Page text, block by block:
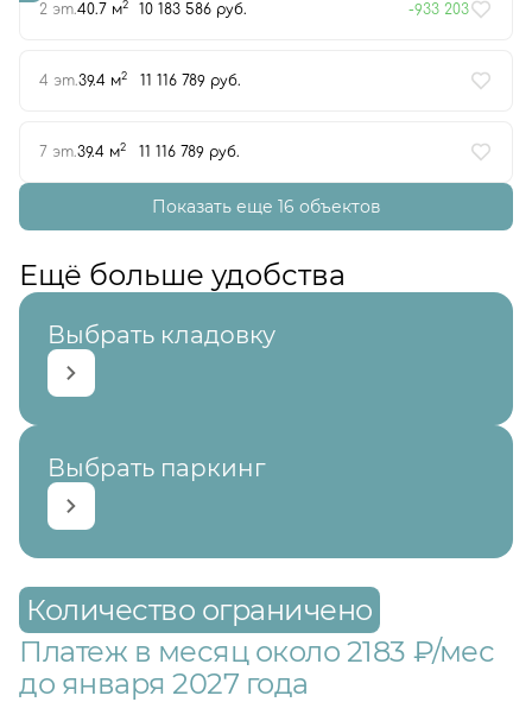
2 эт.40.7 м2 10 183 586 руб. -933 203
4 эт.39.4 м2 11 116 789 руб.
7 эт.39.4 м2 11 116 789 руб.
Показать еще 16 объектов
Ещё больше удобства
Выбрать кладовку
Выбрать паркинг
Количество ограничено
Платеж в месяц около 2183 ₽/мес
до января 2027 года